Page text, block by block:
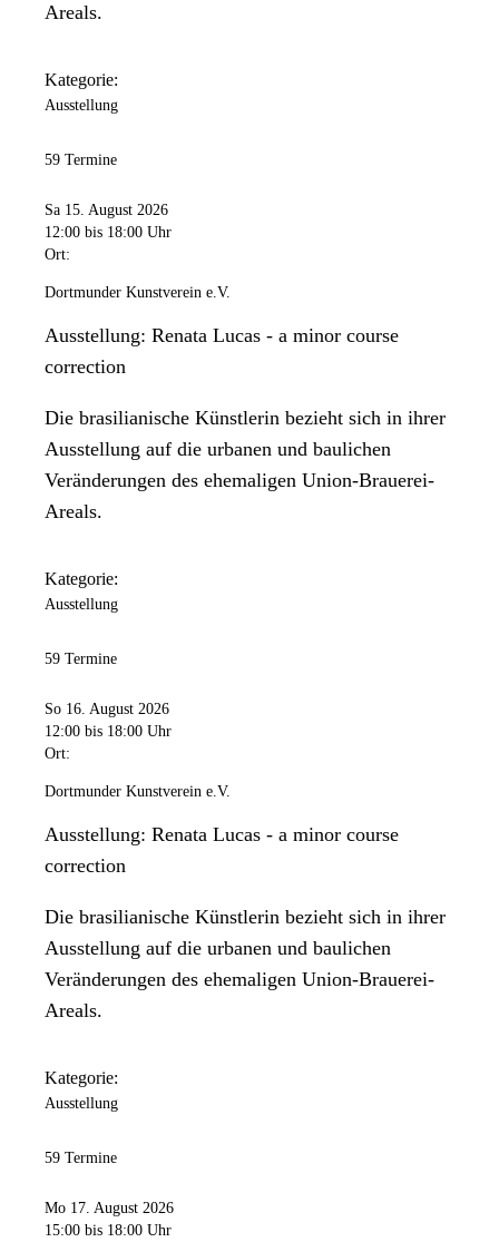
Areals.
Kategorie:
Ausstellung
59 Termine
Sa 15. August 2026
12:00 bis 18:00 Uhr
Ort:
Dortmunder Kunstverein e.V.
Ausstellung: Renata Lucas - a minor course
correction
Die brasilianische Künstlerin bezieht sich in ihrer
Ausstellung auf die urbanen und baulichen
Veränderungen des ehemaligen Union-Brauerei-
Areals.
Kategorie:
Ausstellung
59 Termine
So 16. August 2026
12:00 bis 18:00 Uhr
Ort:
Dortmunder Kunstverein e.V.
Ausstellung: Renata Lucas - a minor course
correction
Die brasilianische Künstlerin bezieht sich in ihrer
Ausstellung auf die urbanen und baulichen
Veränderungen des ehemaligen Union-Brauerei-
Areals.
Kategorie:
Ausstellung
59 Termine
Mo 17. August 2026
15:00 bis 18:00 Uhr